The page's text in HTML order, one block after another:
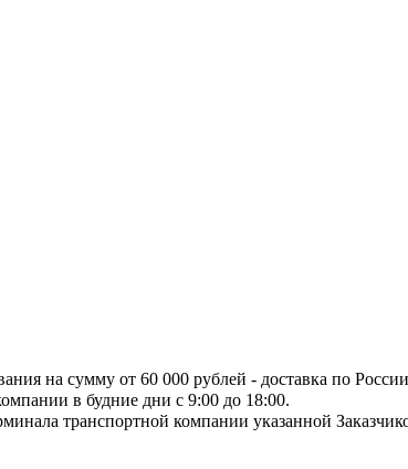
на сумму от 60 000 рублей - доставка по
в будние дни с 9:00 до 18:00.
транспортной компании указанной